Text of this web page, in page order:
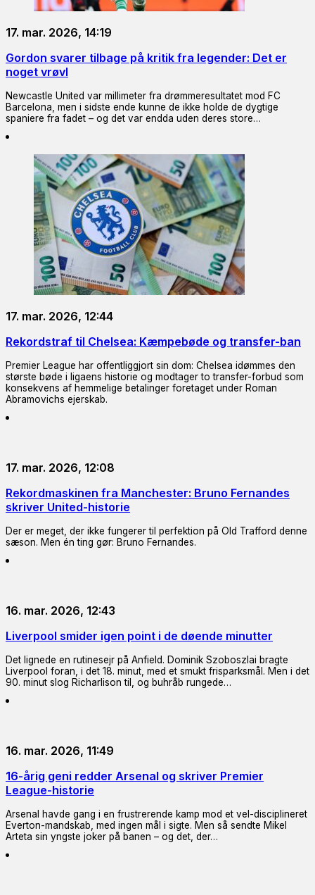
17. mar. 2026, 14:19
Gordon svarer tilbage på kritik fra legender: Det er
noget vrøvl
Newcastle United var millimeter fra drømmeresultatet mod FC
Barcelona, men i sidste ende kunne de ikke holde de dygtige
spaniere fra fadet – og det var endda uden deres store…
17. mar. 2026, 12:44
Rekordstraf til Chelsea: Kæmpebøde og transfer-ban
Premier League har offentliggjort sin dom: Chelsea idømmes den
største bøde i ligaens historie og modtager to transfer-forbud som
konsekvens af hemmelige betalinger foretaget under Roman
Abramovichs ejerskab.
17. mar. 2026, 12:08
Rekordmaskinen fra Manchester: Bruno Fernandes
skriver United-historie
Der er meget, der ikke fungerer til perfektion på Old Trafford denne
sæson. Men én ting gør: Bruno Fernandes.
16. mar. 2026, 12:43
Liverpool smider igen point i de døende minutter
Det lignede en rutinesejr på Anfield. Dominik Szoboszlai bragte
Liverpool foran, i det 18. minut, med et smukt frisparksmål. Men i det
90. minut slog Richarlison til, og buhråb rungede…
16. mar. 2026, 11:49
16-årig geni redder Arsenal og skriver Premier
League-historie
Arsenal havde gang i en frustrerende kamp mod et vel-disciplineret
Everton-mandskab, med ingen mål i sigte. Men så sendte Mikel
Arteta sin yngste joker på banen – og det, der…